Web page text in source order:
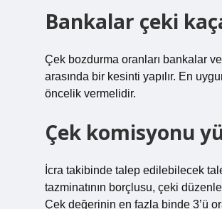
Bankalar çeki
Çek bozdurma oranları bankalar
arasında bir kesinti yapılır. En
öncelik vermelidir.
Çek komisyonu
İcra takibinde talep edilebilecek
tazminatının borçlusu, çeki
Çek değerinin en fazla binde 3’ü